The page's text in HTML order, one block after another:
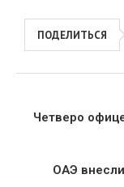
ПОДЕЛИТЬСЯ
Четверо
ОАЭ